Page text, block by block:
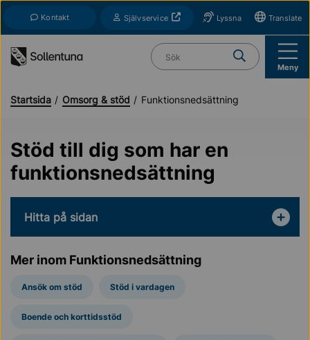
Kontakt SjälvserviceÖppnas i nytt fönsterLyssna Translate
Vad söker du?
Meny
Startsida Omsorg & stöd Funktionsnedsättning
Stöd till dig som har en
funktionsnedsättning
Hitta på sidan
Mer inom Funktionsnedsättning
Ansök om stöd Stöd i vardagen
Boende och korttidsstöd